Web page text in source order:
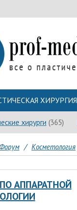
ХИРУРГИЯ
хирурги (365)
Форум / Косметология
АППАРАТНОЙ